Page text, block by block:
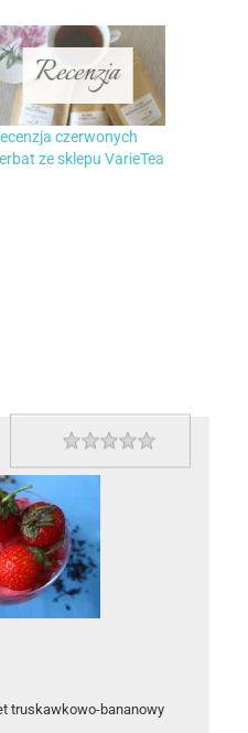
czerwonych
ze sklepu VarieTea
Rating
1 star
2 stars
3 stars
4 stars
5 stars
truskawkowo-bananowy